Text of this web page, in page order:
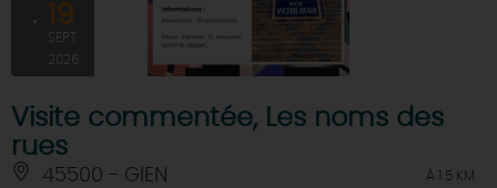
19
SEPT
2026
Visite commentée, Les noms des
rues
45500 - GIEN À 1.5 KM